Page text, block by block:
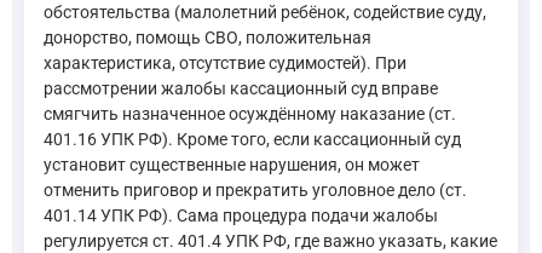
обстоятельства (малолетний ребёнок, содействие суду,
донорство, помощь СВО, положительная
характеристика, отсутствие судимостей). При
рассмотрении жалобы кассационный суд вправе
смягчить назначенное осуждённому наказание (ст.
401.16 УПК РФ). Кроме того, если кассационный суд
установит существенные нарушения, он может
отменить приговор и прекратить уголовное дело (ст.
401.14 УПК РФ). Сама процедура подачи жалобы
регулируется ст. 401.4 УПК РФ, где важно указать, какие